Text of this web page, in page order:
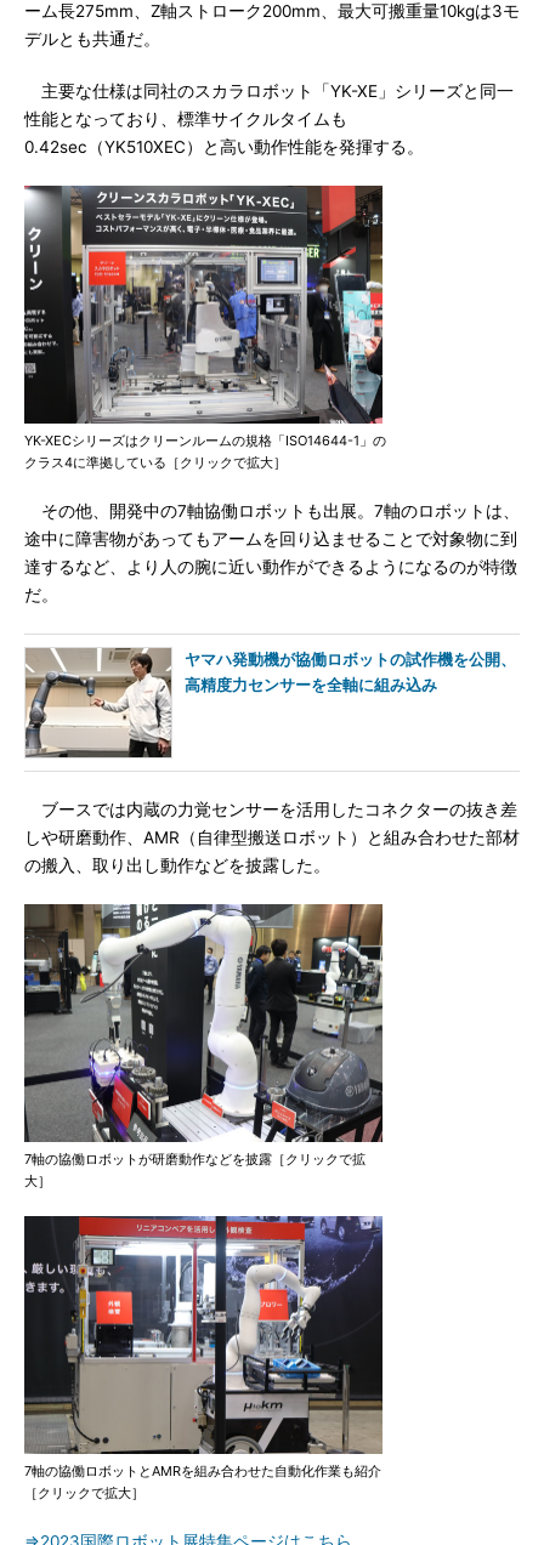
ーム長275mm、Z軸ストローク200mm、最大可搬重量10kgは3モ
デルとも共通だ。
主要な仕様は同社のスカラロボット「YK-XE」シリーズと同一
性能となっており、標準サイクルタイムも
0.42sec（YK510XEC）と高い動作性能を発揮する。
YK-XECシリーズはクリーンルームの規格「ISO14644-1」の
クラス4に準拠している［クリックで拡大］
その他、開発中の7軸協働ロボットも出展。7軸のロボットは、
途中に障害物があってもアームを回り込ませることで対象物に到
達するなど、より人の腕に近い動作ができるようになるのが特徴
だ。
ヤマハ発動機が協働ロボットの試作機を公開、
高精度力センサーを全軸に組み込み
ブースでは内蔵の力覚センサーを活用したコネクターの抜き差
しや研磨動作、AMR（自律型搬送ロボット）と組み合わせた部材
の搬入、取り出し動作などを披露した。
7軸の協働ロボットが研磨動作などを披露［クリックで拡
大］
7軸の協働ロボットとAMRを組み合わせた自動化作業も紹介
［クリックで拡大］